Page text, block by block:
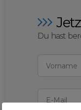
Du hast
Vorname
E-Mail